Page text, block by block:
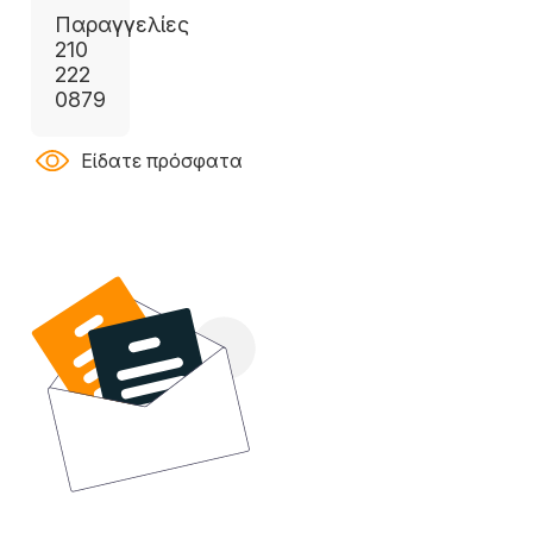
Παραγγελίες
210
222
0879
Είδατε πρόσφατα